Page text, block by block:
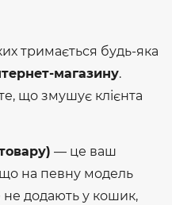
тримається будь-яка
магазину.
що змушує клієнта
— це ваш
на певну модель
не додають у кошик,